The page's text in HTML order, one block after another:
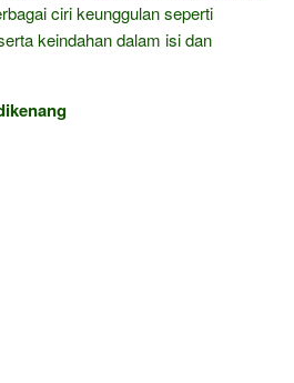
ciri keunggulan seperti
keindahan dalam isi dan